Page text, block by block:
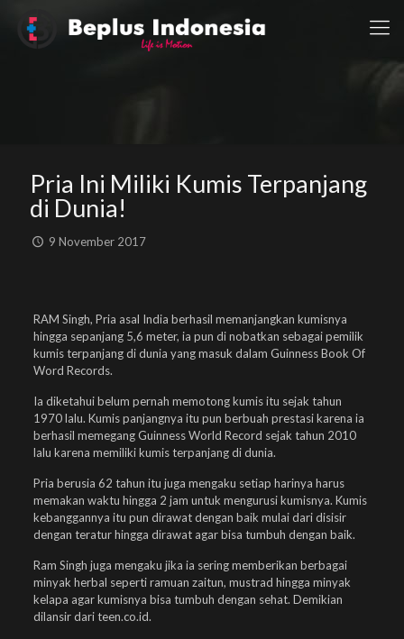
Pria Ini Miliki Kumis Terpanjang
di Dunia!
9 November 2017
RAM Singh, Pria asal India berhasil memanjangkan kumisnya
hingga sepanjang 5,6 meter, ia pun di nobatkan sebagai pemilik
kumis terpanjang di dunia yang masuk dalam Guinness Book Of
Word Records.
Ia diketahui belum pernah memotong kumis itu sejak tahun
1970 lalu. Kumis panjangnya itu pun berbuah prestasi karena ia
berhasil memegang Guinness World Record sejak tahun 2010
lalu karena memiliki kumis terpanjang di dunia.
Pria berusia 62 tahun itu juga mengaku setiap harinya harus
memakan waktu hingga 2 jam untuk mengurusi kumisnya. Kumis
kebanggannya itu pun dirawat dengan baik mulai dari disisir
dengan teratur hingga dirawat agar bisa tumbuh dengan baik.
Ram Singh juga mengaku jika ia sering memberikan berbagai
minyak herbal seperti ramuan zaitun, mustrad hingga minyak
kelapa agar kumisnya bisa tumbuh dengan sehat. Demikian
dilansir dari teen.co.id.